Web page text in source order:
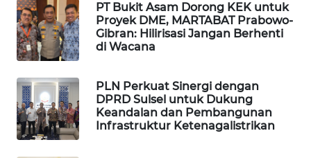
PT Bukit Asam Dorong KEK untuk
Proyek DME, MARTABAT Prabowo-
Gibran: Hilirisasi Jangan Berhenti
di Wacana
PLN Perkuat Sinergi dengan
DPRD Sulsel untuk Dukung
Keandalan dan Pembangunan
Infrastruktur Ketenagalistrikan
KONSUMEN
LISTRIK
KELISTRIKAN
WALINKI
ID